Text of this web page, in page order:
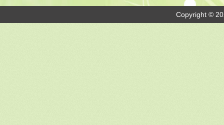
Copyright ©